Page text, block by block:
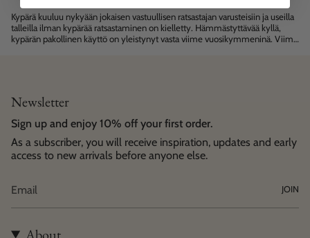
Kypärä kuuluu nykyään jokaisen vastuullisen ratsastajan varusteisiin ja useilla
talleilla ilman kypärää ratsastaminen on kielletty. Hämmästyttävää kyllä,
kypärän pakollinen käyttö on yleistynyt vasta viime vuosikymmeninä. Viime
Newsletter
Sign up and enjoy 10% off your first order.
As a subscriber, you will receive inspiration, updates and early
access to new arrivals before anyone else.
JOIN
About